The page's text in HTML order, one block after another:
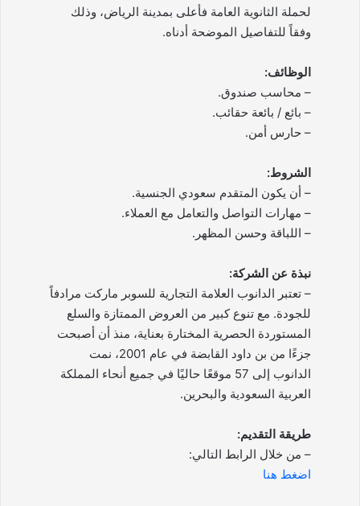
لحملة الثانوية العامة فأعلى بمدينة الرياض، وذلك
وفقاً للتفاصيل الموضحة أدناه.
الوظائف:
– محاسب صندوق.
– بائع / بائعة حقائب.
– حارس أمن.
الشروط:
– أن يكون المتقدم سعودي الجنسية.
– مهارات التواصل والتعامل مع العملاء.
– اللباقة وحسن المظهر.
نبذة عن الشركة:
– تعتبر الدانوب العلامة التجارية للسوبر ماركت مرادفاً
للجودة. مع تنوع كبير من العروض الممتازة والسلع
المستوردة الحصرية المختارة بعناية، منذ أن أصبحت
جزءًا من بن داود القابضة في عام 2001، نمت
الدانوب إلى 57 موقعًا حاليًا في جميع أنحاء المملكة
العربية السعودية والبحرين.
طريقة التقديم:
– من خلال الرابط التالي:
اضغط هنا